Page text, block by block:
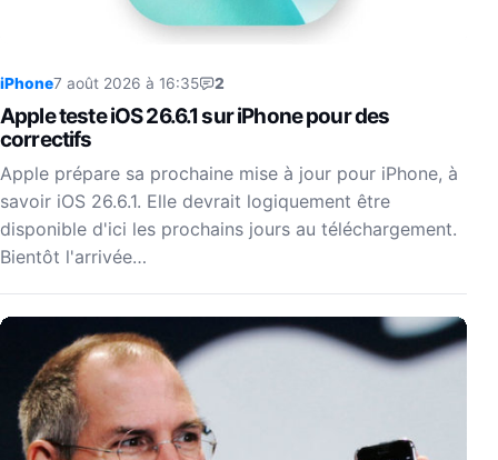
iPhone7 août 2026 à 16:35 2
Apple teste iOS 26.6.1 sur iPhone pour des
correctifs
Apple prépare sa prochaine mise à jour pour iPhone, à
savoir iOS 26.6.1. Elle devrait logiquement être
disponible d'ici les prochains jours au téléchargement.
Bientôt l'arrivée…